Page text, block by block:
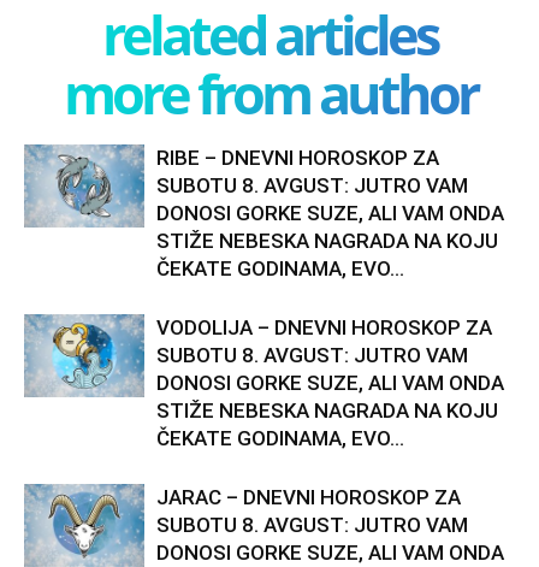
related articles
more from author
RIBE – DNEVNI HOROSKOP ZA
SUBOTU 8. AVGUST: JUTRO VAM
DONOSI GORKE SUZE, ALI VAM ONDA
STIŽE NEBESKA NAGRADA NA KOJU
ČEKATE GODINAMA, EVO...
VODOLIJA – DNEVNI HOROSKOP ZA
SUBOTU 8. AVGUST: JUTRO VAM
DONOSI GORKE SUZE, ALI VAM ONDA
STIŽE NEBESKA NAGRADA NA KOJU
ČEKATE GODINAMA, EVO...
JARAC – DNEVNI HOROSKOP ZA
SUBOTU 8. AVGUST: JUTRO VAM
DONOSI GORKE SUZE, ALI VAM ONDA